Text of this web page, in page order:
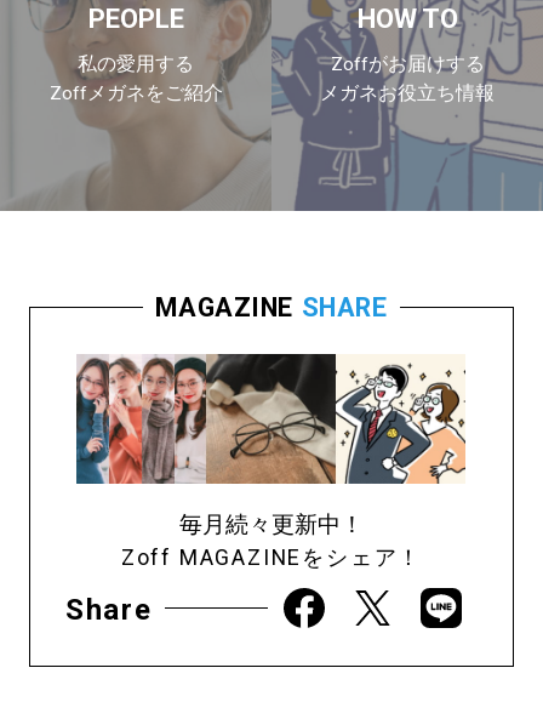
PEOPLE
私の愛用する
Zoffメガネをご紹介
HOW TO
Zoffがお届けする
メガネお役立ち情報
MAGAZINE SHARE
毎月続々更新中！
Zoff MAGAZINEをシェア！
Share